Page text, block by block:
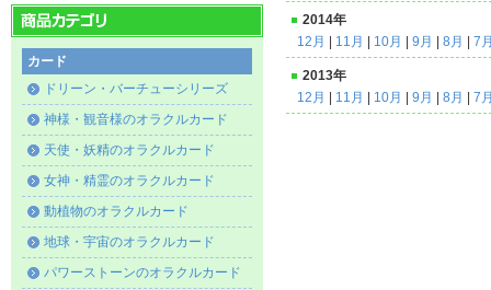
カード
ドリーン・バーチューシリーズ
神様・観音様のオラクルカード
天使・妖精のオラクルカード
女神・精霊のオラクルカード
動植物のオラクルカード
地球・宇宙のオラクルカード
パワーストーンのオラクルカード
2014年
12月
11月 10月 9月 8月 7
2013年
12月
11月 10月 9月 8月 7